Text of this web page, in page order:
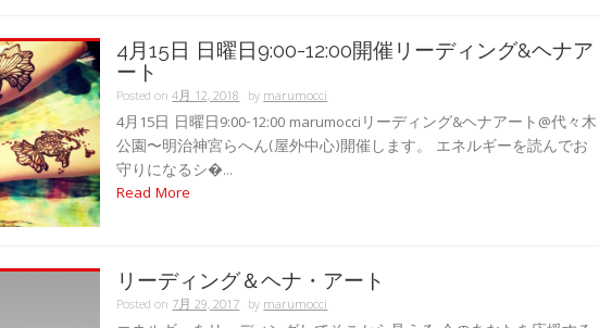
4月15日 日曜日9:00-12:00開催リーディング&ヘナア
ート
Posted on4月 12, 2018 bymarumocci
4月15日 日曜日9:00-12:00 marumocciリーディング&ヘナアート@代々木
公園〜明治神宮らへん(屋外中心)開催します。 エネルギーを読んでお
守りになるシ�...
Read More
リーディング＆ヘナ・アート
Posted on7月 29, 2017 bymarumocci